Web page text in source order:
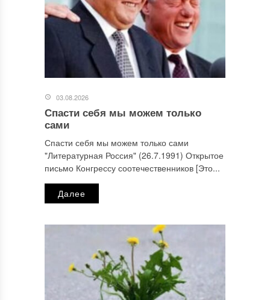
03.08.2026
Спасти себя мы можем только
сами
Спасти себя мы можем только сами
"Литературная Россия" (26.7.1991) Открытое
письмо Конгрессу соотечественников [Это...
Далее